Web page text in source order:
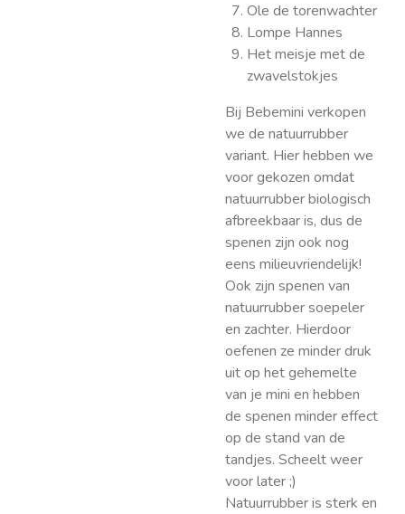
Ole de torenwachter
Lompe Hannes
Het meisje met de
zwavelstokjes
Bij Bebemini verkopen
we de natuurrubber
variant. Hier hebben we
voor gekozen omdat
natuurrubber biologisch
afbreekbaar is, dus de
spenen zijn ook nog
eens milieuvriendelijk!
Ook zijn spenen van
natuurrubber soepeler
en zachter. Hierdoor
oefenen ze minder druk
uit op het gehemelte
van je mini en hebben
de spenen minder effect
op de stand van de
tandjes. Scheelt weer
voor later ;)
Natuurrubber is sterk en